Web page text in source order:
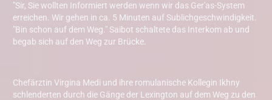
"Sir, Sie wollten Informiert werden wenn wir das Ger'as-System
erreichen. Wir gehen in ca. 5 Minuten auf Sublichgeschwindigkeit.
"Bin schon auf dem Weg." Saibot schaltete das Interkom ab und
begab sich auf den Weg zur Brücke.
Chefärztin Virgina Medi und ihre romulanische Kollegin Ikhny
schlenderten durch die Gänge der Lexington auf dem Weg zu den